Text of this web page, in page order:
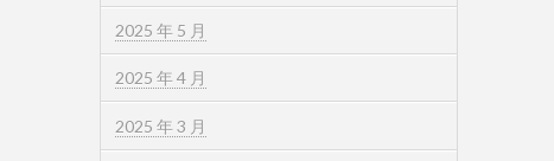
2025 年 5 月
2025 年 4 月
2025 年 3 月